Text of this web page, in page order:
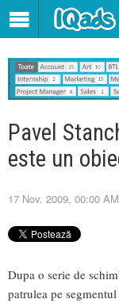
Pavel
este un
17 Nov. 2009, 00:00 AM
Dupa o serie de
patrulea pe